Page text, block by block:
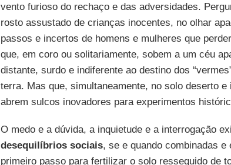
vento furioso do rechaço e das adversidades.
rosto assustado de crianças inocentes, no olhar
passos e incertos de homens e mulheres que
que, em coro ou solitariamente, sobem a um céu
distante, surdo e indiferente ao destino dos
terra. Mas que, simultaneamente, no solo deserto
abrem sulcos inovadores para experimentos
O medo e a dúvida, a inquietude e a interrogação
desequilíbrios sociais, se e quando combinadas
primeiro passo para fertilizar o solo ressequido de